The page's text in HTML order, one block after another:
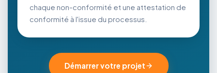
chaque non-conformité et une attestation de
conformité à l'issue du processus.
Démarrer votre projet